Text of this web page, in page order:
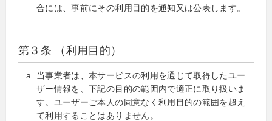
合には、事前にその利用目的を通知又は公表します。
第３条 （利用目的）
当事業者は、本サービスの利用を通じて取得したユー
ザー情報を、下記の目的の範囲内で適正に取り扱いま
す。ユーザーご本人の同意なく利用目的の範囲を超え
て利用することはありません。